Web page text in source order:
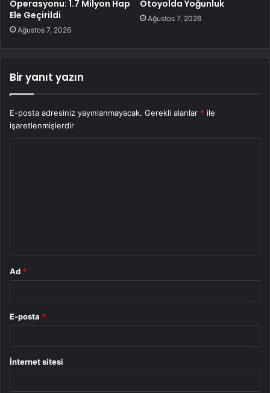
Operasyonu: 1.7 Milyon Hap
Ele Geçirildi
Ağustos 7, 2026
Otoyolda Yoğunluk
Ağustos 7, 2026
Bir yanıt yazın
E-posta adresiniz yayınlanmayacak. Gerekli alanlar * ile
işaretlenmişlerdir
Ad *
E-posta *
İnternet sitesi